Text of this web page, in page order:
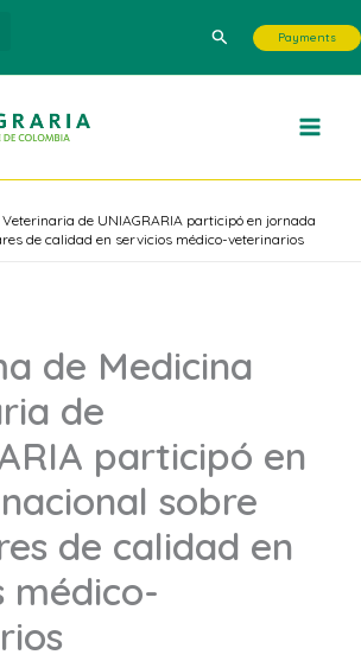
Search Payments
de UNIAGRARIA participó en jornada
de calidad en servicios médico-veterinarios
de Medicina
de
participó en
sobre
de calidad en
médico-